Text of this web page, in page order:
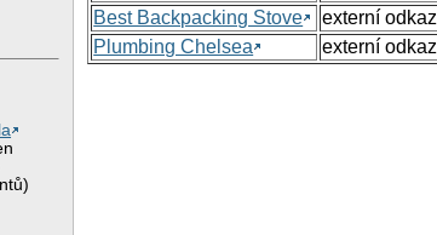
Best Backpacking Stove
externí odkaz
Plumbing Chelsea
externí odkaz